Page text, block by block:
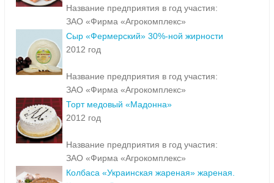
Название предприятия в год участия:
ЗАО «Фирма «Агрокомплекс»
Сыр «Фермерский» 30%-ной жирности
2012 год
Название предприятия в год участия:
ЗАО «Фирма «Агрокомплекс»
Торт медовый «Мадонна»
2012 год
Название предприятия в год участия:
ЗАО «Фирма «Агрокомплекс»
Колбаса «Украинская жареная» жареная.